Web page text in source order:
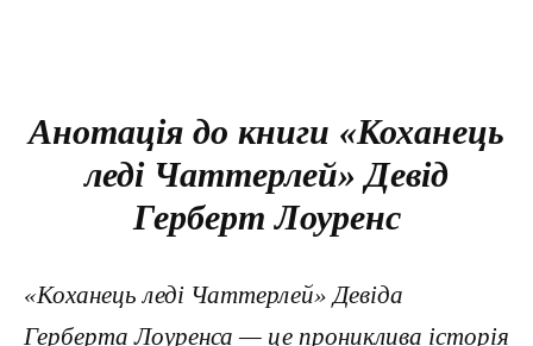
Анотація до книги «Коханець
леді Чаттерлей» Девід
Герберт Лоуренс
«Коханець леді Чаттерлей» Девіда
Герберта Лоуренса — це прониклива історія